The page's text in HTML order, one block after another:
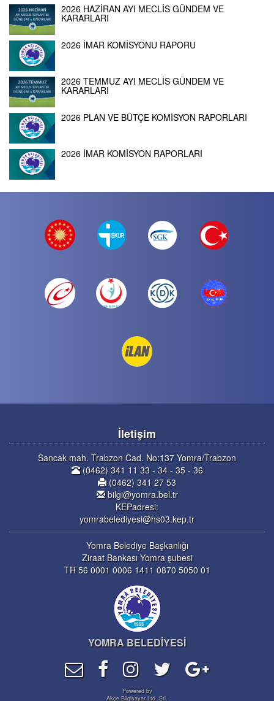
2026 HAZİRAN AYI MECLİS GÜNDEM VE
KARARLARI
2026 İMAR KOMİSYONU RAPORU
2026 TEMMUZ AYI MECLİS GÜNDEM VE
KARARLARI
2026 PLAN VE BÜTÇE KOMİSYON RAPORLARI
2026 İMAR KOMİSYON RAPORLARI
İletişim
Sancak mah. Trabzon Cad. No:137 Yomra/Trabzon
(0462) 341 11 33 - 34 - 35 - 36
(0462) 341 27 53
bilgi@yomra.bel.tr
KEPadresi:
yomrabelediyesi@hs03.kep.tr
Yomra Belediye Başkanlığı
Ziraat Bankası Yomra şubesi
TR 56 0001 0006 1411 0870 5050 01
YOMRA BELEDİYESİ
Powered by
Akçe Bilgisayar Ltd. Şti.